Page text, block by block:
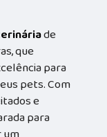
de
que
para
pets. Com
e
para